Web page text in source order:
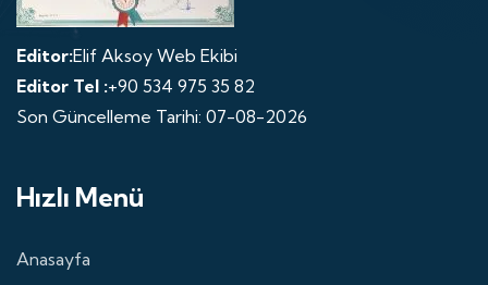
Editor:Elif Aksoy Web Ekibi
Editor Tel :+90 534 975 35 82
Son Güncelleme Tarihi: 07-08-2026
Hızlı Menü
Anasayfa